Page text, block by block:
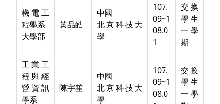
機電工
程學系
大學部
黃品皓
中國
北京科技大
學
107.
09~1
08.0
1
交換
學生
一學
期
工業工
程與經
營資訊
學系
陳宇笙
中國
北京科技大
學
107.
09~1
08.0
交換
學生
一學